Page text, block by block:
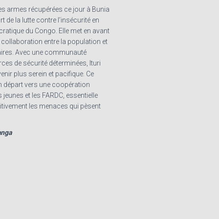
armes récupérées ce jour à Bunia
de la lutte contre l’insécurité en
du Congo. Elle met en avant
collaboration entre la population et
Avec une communauté
de sécurité déterminées, Ituri
plus serein et pacifique. Ce
départ vers une coopération
et les FARDC, essentielle
les menaces qui pèsent